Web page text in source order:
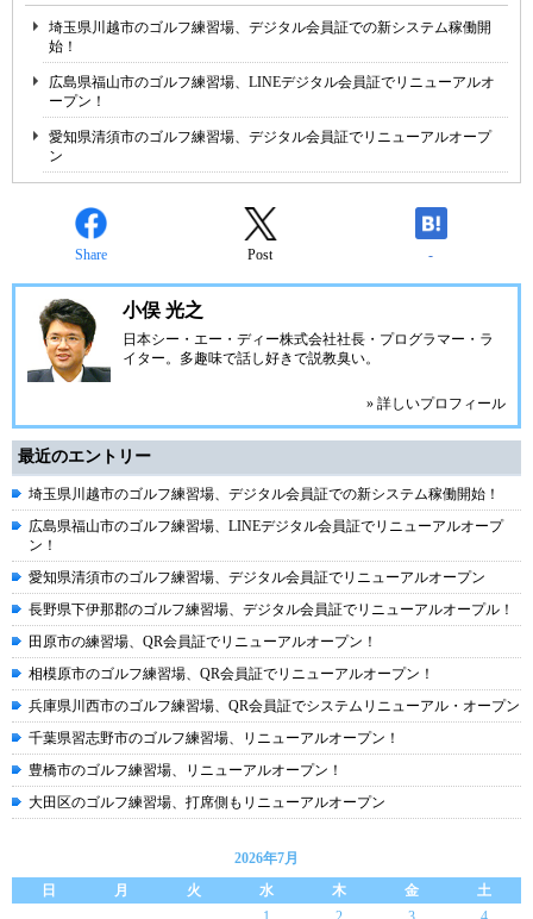
埼玉県川越市のゴルフ練習場、デジタル会員証での新システム稼働開
始！
広島県福山市のゴルフ練習場、LINEデジタル会員証でリニューアルオ
ープン！
愛知県清須市のゴルフ練習場、デジタル会員証でリニューアルオープ
ン
Share Post -
小俣 光之
日本シー・エー・ディー株式会社社長・プログラマー・ラ
イター。多趣味で話し好きで説教臭い。
» 詳しいプロフィール
最近のエントリー
埼玉県川越市のゴルフ練習場、デジタル会員証での新システム稼働開始！
広島県福山市のゴルフ練習場、LINEデジタル会員証でリニューアルオープ
ン！
愛知県清須市のゴルフ練習場、デジタル会員証でリニューアルオープン
長野県下伊那郡のゴルフ練習場、デジタル会員証でリニューアルオープル！
田原市の練習場、QR会員証でリニューアルオープン！
相模原市のゴルフ練習場、QR会員証でリニューアルオープン！
兵庫県川西市のゴルフ練習場、QR会員証でシステムリニューアル・オープン
千葉県習志野市のゴルフ練習場、リニューアルオープン！
豊橋市のゴルフ練習場、リニューアルオープン！
大田区のゴルフ練習場、打席側もリニューアルオープン
2026年7月
日
月 火 水 木 金
土